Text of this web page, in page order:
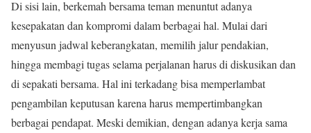
Di sisi lain, berkemah bersama teman menuntut adanya
kesepakatan dan kompromi dalam berbagai hal. Mulai dari
menyusun jadwal keberangkatan, memilih jalur pendakian,
hingga membagi tugas selama perjalanan harus di diskusikan dan
di sepakati bersama. Hal ini terkadang bisa memperlambat
pengambilan keputusan karena harus mempertimbangkan
berbagai pendapat. Meski demikian, dengan adanya kerja sama